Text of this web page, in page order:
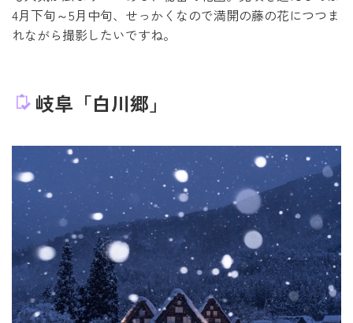
4月下旬～5月中旬、せっかくなので満開の藤の花につつま
れながら撮影したいですね。
岐阜「白川郷」